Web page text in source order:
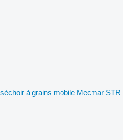
séchoir à grains mobile Mecmar STR